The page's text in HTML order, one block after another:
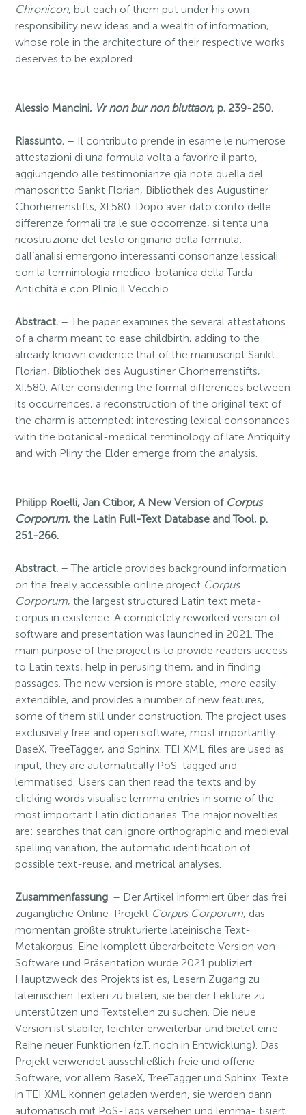
Chronicon, but each of them put under his own
responsibility new ideas and a wealth of information,
whose role in the architecture of their respective works
deserves to be explored.
Alessio Mancini, Vr non bur non bluttaon,p. 239-250.
Riassunto. – Il contributo prende in esame le numerose
attestazioni di una formula volta a favorire il parto,
aggiungendo alle testimonianze già note quella del
manoscritto Sankt Florian, Bibliothek des Augustiner
Chorherrenstifts, XI.580. Dopo aver dato conto delle
differenze formali tra le sue occorrenze, si tenta una
ricostruzione del testo originario della formula:
dall’analisi emergono interessanti consonanze lessicali
con la terminologia medico-botanica della Tarda
Antichità e con Plinio il Vecchio.
Abstract. – The paper examines the several attestations
of a charm meant to ease childbirth, adding to the
already known evidence that of the manuscript Sankt
Florian, Bibliothek des Augustiner Chorherrenstifts,
XI.580. After considering the formal differences between
its occurrences, a reconstruction of the original text of
the charm is attempted: interesting lexical consonances
with the botanical-medical terminology of late Antiquity
and with Pliny the Elder emerge from the analysis.
Philipp Roelli, Jan Ctibor,A New Version of Corpus
Corporum, the Latin Full-Text Database and Tool, p.
251-266.
Abstract. – The article provides background information
on the freely accessible online project Corpus
Corporum, the largest structured Latin text meta-
corpus in existence. A completely reworked version of
software and presentation was launched in 2021. The
main purpose of the project is to provide readers access
to Latin texts, help in perusing them, and in finding
passages. The new version is more stable, more easily
extendible, and provides a number of new features,
some of them still under construction. The project uses
exclusively free and open software, most importantly
BaseX, TreeTagger, and Sphinx. TEI XML files are used as
input, they are automatically PoS-tagged and
lemmatised. Users can then read the texts and by
clicking words visualise lemma entries in some of the
most important Latin dictionaries. The major novelties
are: searches that can ignore orthographic and medieval
spelling variation, the automatic identification of
possible text-reuse, and metrical analyses.
Zusammenfassung. – Der Artikel informiert über das frei
zugängliche Online-Projekt Corpus Corporum, das
momentan größte strukturierte lateinische Text-
Metakorpus. Eine komplett überarbeitete Version von
Software und Präsentation wurde 2021 publiziert.
Hauptzweck des Projekts ist es, Lesern Zugang zu
lateinischen Texten zu bieten, sie bei der Lektüre zu
unterstützen und Textstellen zu suchen. Die neue
Version ist stabiler, leichter erweiterbar und bietet eine
Reihe neuer Funktionen (z.T. noch in Entwicklung). Das
Projekt verwendet ausschließlich freie und offene
Software, vor allem BaseX, TreeTagger und Sphinx. Texte
in TEI XML können geladen werden, sie werden dann
automatisch mit PoS-Tags versehen und lemma- tisiert.